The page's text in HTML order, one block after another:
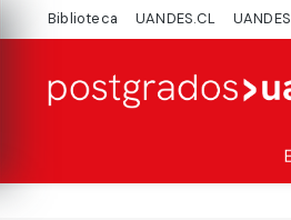
Biblioteca UANDES.CL